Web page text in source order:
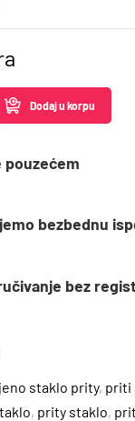
Dodaj u korpu
pouzećem
bezbednu
bez
staklo prity, priti
, prity staklo,